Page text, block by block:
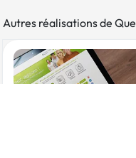
Autres réalisations de